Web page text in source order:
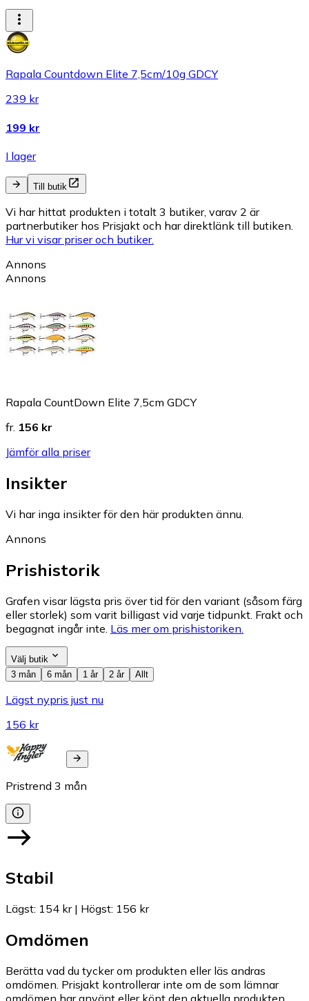
Rapala Countdown Elite 7,5cm/10g GDCY
239 kr
199 kr
I lager
Till butik
Vi har hittat produkten i totalt 3 butiker, varav 2 är
partnerbutiker hos Prisjakt och har direktlänk till butiken.
Hur vi visar priser och butiker.
Annons
Annons
Rapala CountDown Elite 7,5cm GDCY
fr. 156 kr
Jämför alla priser
Insikter
Vi har inga insikter för den här produkten ännu.
Annons
Prishistorik
Grafen visar lägsta pris över tid för den variant (såsom färg
eller storlek) som varit billigast vid varje tidpunkt. Frakt och
begagnat ingår inte. Läs mer om prishistoriken.
Välj butik
3 mån
6 mån 1 år 2 år Allt
Lägst nypris just nu
156 kr
Pristrend 3 mån
Stabil
Lägst: 154 kr| Högst: 156 kr
Omdömen
Berätta vad du tycker om produkten eller läs andras
omdömen. Prisjakt kontrollerar inte om de som lämnar